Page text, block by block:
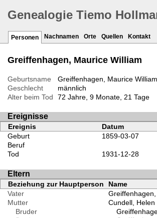
Genealogie Tiemo
Personen Nachnamen Orte Quellen Kontakt
Greiffenhagen, Maurice William
Geburtsname
Greiffenhagen, Maurice William
Geschlecht
männlich
Alter beim Tod
72 Jahre, 9 Monate, 21 Tage
Ereignisse
Ereignis Datum
Geburt
1859-03-07
Beruf
Tod
1931-12-28
Eltern
Beziehung zur Hauptperson Name
Vater
Mutter
Cundell, Helen
Bruder